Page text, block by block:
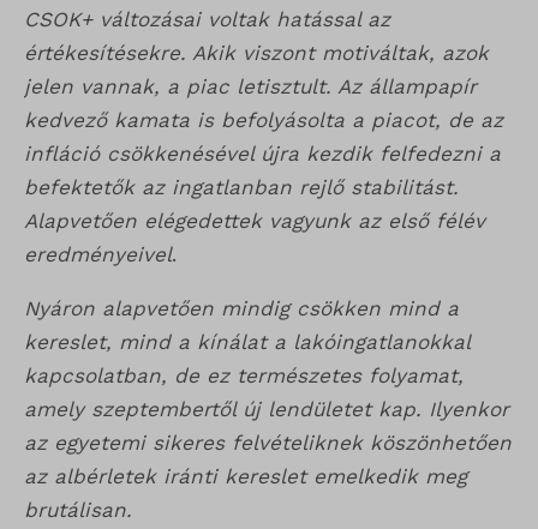
CSOK+ változásai voltak hatással az
értékesítésekre. Akik viszont motiváltak, azok
jelen vannak, a piac letisztult. Az állampapír
kedvező kamata is befolyásolta a piacot, de az
infláció csökkenésével újra kezdik felfedezni a
befektetők az ingatlanban rejlő stabilitást.
Alapvetően elégedettek vagyunk az első félév
eredményeivel.
Nyáron alapvetően mindig csökken mind a
kereslet, mind a kínálat a lakóingatlanokkal
kapcsolatban, de ez természetes folyamat,
amely szeptembertől új lendületet kap. Ilyenkor
az egyetemi sikeres felvételiknek köszönhetően
az albérletek iránti kereslet emelkedik meg
brutálisan.